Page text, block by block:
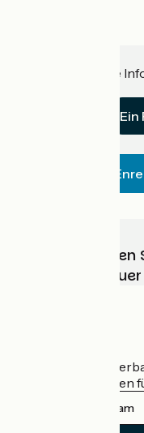
Haben Sie eine
Ein
Wählen,
Ihr
Der nationale
offizielle Leitfaden
Instagram